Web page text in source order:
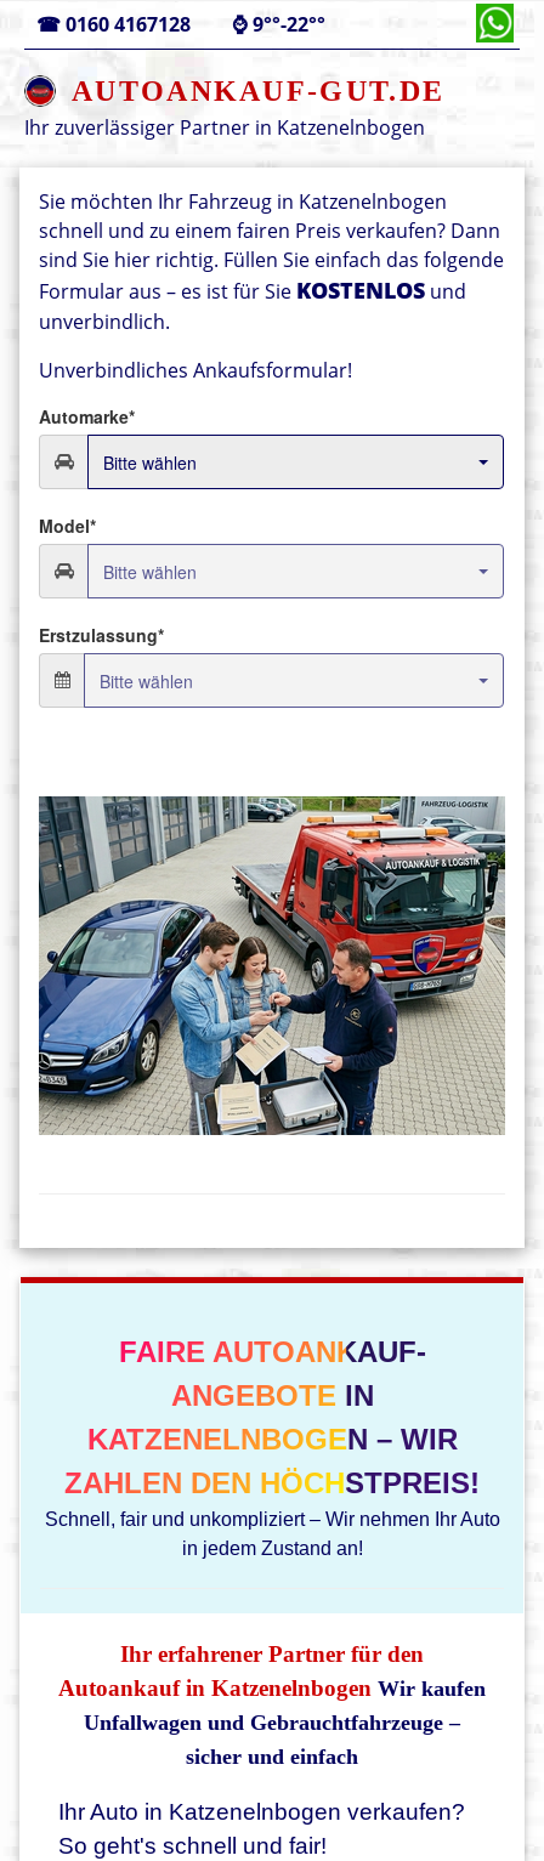
☎0160 4167128 ⌚9°°-22°°
AUTOANKAUF-GUT.DE
Ihr zuverlässiger Partner in Katzenelnbogen
Sie möchten Ihr Fahrzeug in Katzenelnbogen
schnell und zu einem fairen Preis verkaufen? Dann
sind Sie hier richtig. Füllen Sie einfach das folgende
Formular aus – es ist für Sie KOSTENLOS und
unverbindlich.
Unverbindliches Ankaufsformular!
FAIRE AUTOANKAUF-
ANGEBOTE IN
KATZENELNBOGEN – WIR
ZAHLEN DEN HÖCHSTPREIS!
Schnell, fair und unkompliziert – Wir nehmen Ihr Auto
in jedem Zustand an!
Ihr erfahrener Partner für den
Autoankauf in Katzenelnbogen Wir kaufen
Unfallwagen und Gebrauchtfahrzeuge –
sicher und einfach
Ihr Auto in Katzenelnbogen verkaufen?
So geht's schnell und fair!